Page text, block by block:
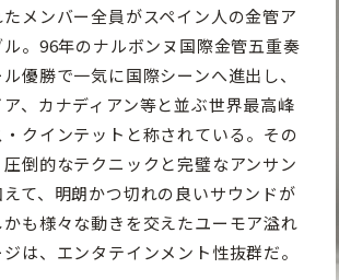
メンバー全員がスペイン人の金管ア
ル。96年のナルボンヌ国際金管五重奏
優勝で一気に国際シーンへ進出し、
、カナディアン等と並ぶ世界最高峰
クインテットと称されている。その
倒的なテクニックと完璧なアンサン
えて、明朗かつ切れの良いサウンドが
かも様々な動きを交えたユーモア溢れ
は、エンタテインメント性抜群だ。